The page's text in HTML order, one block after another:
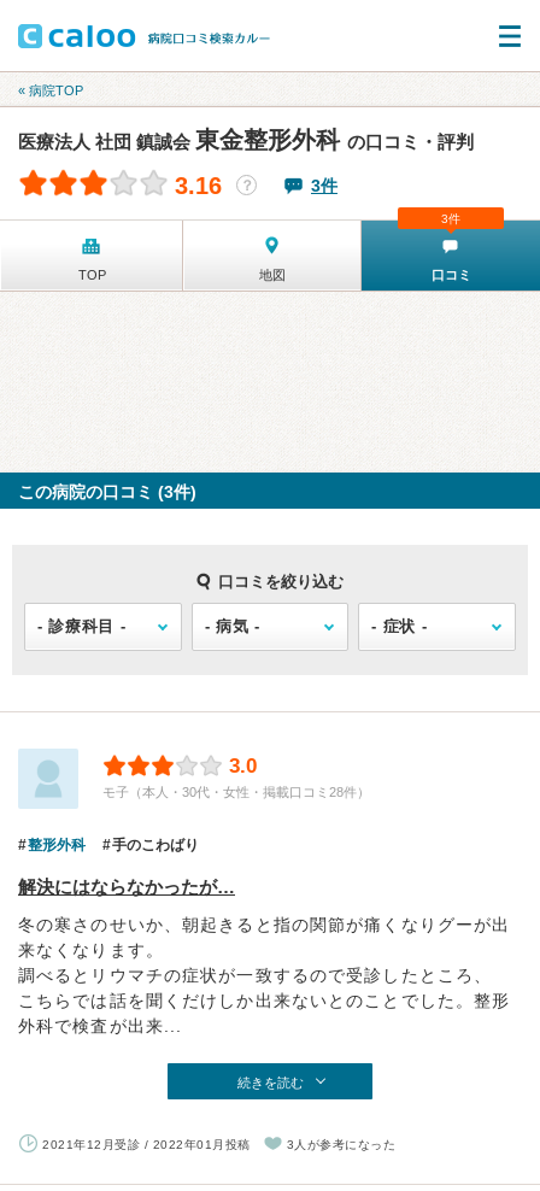
« 病院TOP
医療法人 社団 鎮誠会 東金整形外科 の口コミ・評判
3.16 ？ 3件
TOP 地図 口コミ
3件
この病院の口コミ (3件)
口コミを絞り込む
3.0
モ子（本人・30代・女性・掲載口コミ28件）
整形外科 手のこわばり
解決にはならなかったが…
冬の寒さのせいか、朝起きると指の関節が痛くなりグーが出
来なくなります。
調べるとリウマチの症状が一致するので受診したところ、
こちらでは話を聞くだけしか出来ないとのことでした。整形
外科で検査が出来...
続きを読む
2021年12月受診 / 2022年01月投稿 3人が参考になった